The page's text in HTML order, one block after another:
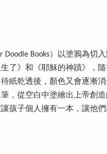
Doodle Books）以塗鴉為
了》和《耶穌的神蹟》，
紙乾透後，顏色又會逐漸消
，從空白中塗繪出上帝創造
孩子個人擁有一本，讓他